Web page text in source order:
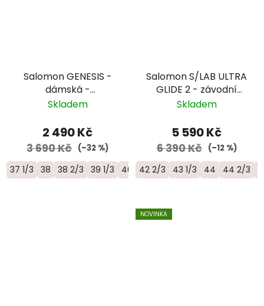
Salomon GENESIS -
dámská -
růžová/bílá/černá
Skladem
2 490 Kč
3 690 Kč (–32 %)
37 1/3 38 38 2/3 39 1/3 40 40 2/3
Salomon S/LAB ULTRA
GLIDE 2 - závodní
trailová běžecká bota
Skladem
5 590 Kč
6 390 Kč (–12 %)
42 2/3 43 1/3 44 44 2/3
NOVINKA